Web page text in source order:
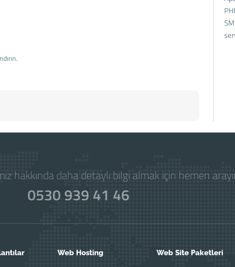
hakkında daha detaylı bilgi almak için hemen
0530 939 41 46
Web Hosting Web Site Paketleri